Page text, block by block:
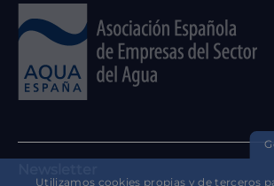
Utilizamos cookies propias y de terceros